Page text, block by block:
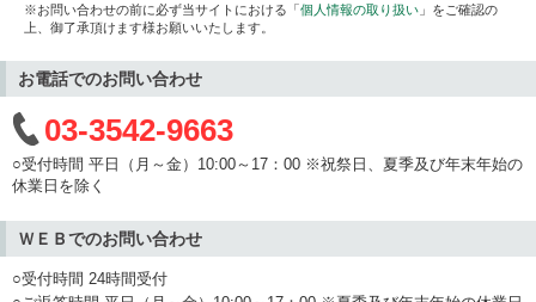
※お問い合わせの前に必ず当サイトにおける「個人情報の取り扱い 」をご確認の
上、御了承頂けます様お願いいたします。
お電話でのお問い合わせ
03-3542-9663
○受付時間 平日（月～金）10:00～17：00 ※祝祭日、夏季及び年末年始の
休業日を除く
ＷＥＢでのお問い合わせ
○受付時間 24時間受付